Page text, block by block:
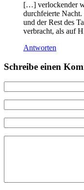
[…] verlockender
durchfeierte Nacht.
und der Rest des
verbracht, als auf
Antworten
Schreibe einen